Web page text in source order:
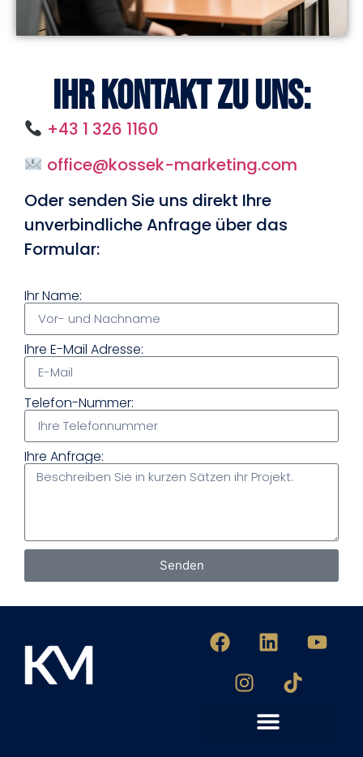
Ihr Kontakt zu uns:
+43 1 326 1160
office@kossek-marketing.com
Oder senden Sie uns direkt Ihre
unverbindliche Anfrage über das
Formular:
Ihr Name:
Ihre E-Mail Adresse:
Telefon-Nummer:
Ihre Anfrage:
Senden